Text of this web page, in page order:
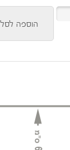
הוספה לסל